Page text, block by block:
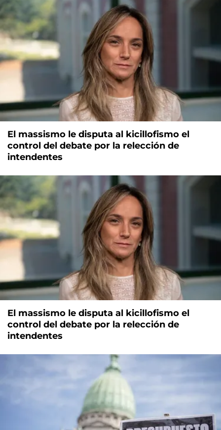
El massismo le disputa al kicillofismo el
control del debate por la relección de
intendentes
El massismo le disputa al kicillofismo el
control del debate por la relección de
intendentes